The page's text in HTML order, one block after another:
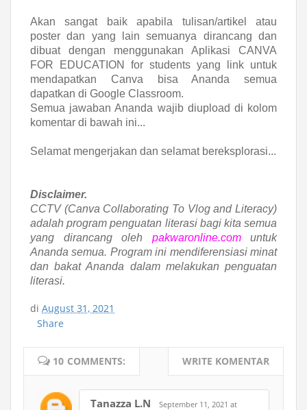
Akan sangat baik apabila tulisan/artikel atau
poster dan yang lain semuanya dirancang dan
dibuat dengan menggunakan Aplikasi CANVA
FOR EDUCATION for students yang link untuk
mendapatkan Canva bisa Ananda semua
dapatkan di Google Classroom.
Semua jawaban Ananda wajib diupload di kolom
komentar di bawah ini...
Selamat mengerjakan dan selamat bereksplorasi...
Disclaimer.
CCTV (Canva Collaborating To Vlog and Literacy)
adalah program penguatan literasi bagi kita semua
yang dirancang oleh pakwaronline.comuntuk
Ananda semua. Program ini mendiferensiasi minat
dan bakat Ananda dalam melakukan penguatan
literasi.
di August 31, 2021
Share
10 COMMENTS: WRITE KOMENTAR
Tanazza L.N
September 11, 2021 at